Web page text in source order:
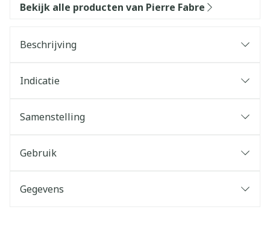
Bekijk alle producten van Pierre Fabre
Beschrijving
Indicatie
Samenstelling
Gebruik
Gegevens